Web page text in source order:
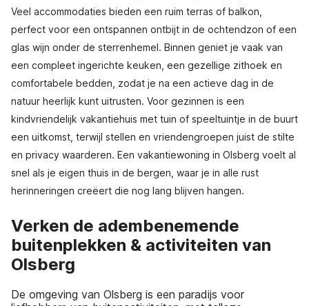
Veel accommodaties bieden een ruim terras of balkon,
perfect voor een ontspannen ontbijt in de ochtendzon of een
glas wijn onder de sterrenhemel. Binnen geniet je vaak van
een compleet ingerichte keuken, een gezellige zithoek en
comfortabele bedden, zodat je na een actieve dag in de
natuur heerlijk kunt uitrusten. Voor gezinnen is een
kindvriendelijk vakantiehuis met tuin of speeltuintje in de buurt
een uitkomst, terwijl stellen en vriendengroepen juist de stilte
en privacy waarderen. Een vakantiewoning in Olsberg voelt al
snel als je eigen thuis in de bergen, waar je in alle rust
herinneringen creëert die nog lang blijven hangen.
Verken de adembenemende
buitenplekken & activiteiten van
Olsberg
De omgeving van Olsberg is een paradijs voor